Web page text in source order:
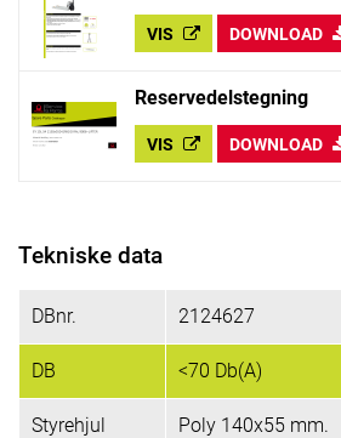
VIS DOWNLOAD
Reservedelstegning
VIS DOWNLOAD
Tekniske data
DBnr. 2124627
DB <70 Db(A)
Styrehjul Poly 140x55 mm.